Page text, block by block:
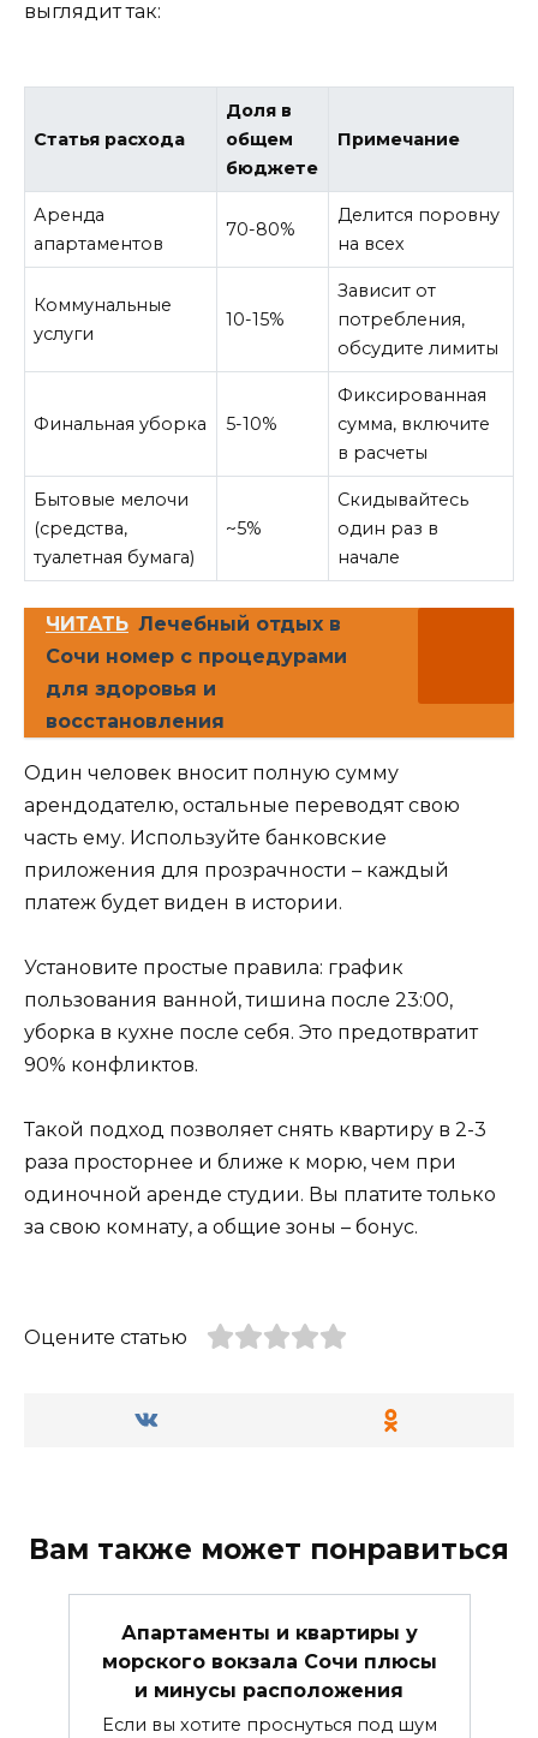
выглядит так:
Статья расхода
Доля в
общем
бюджете
Примечание
Аренда
апартаментов
70-80%
Делится поровну
на всех
Коммунальные
услуги
10-15%
Зависит от
потребления,
обсудите лимиты
Финальная уборка 5-10%
Фиксированная
сумма, включите
в расчеты
Бытовые мелочи
(средства,
туалетная бумага)
~5%
Скидывайтесь
один раз в
начале
ЧИТАТЬ Лечебный отдых в
Сочи номер с процедурами
для здоровья и
восстановления
Один человек вносит полную сумму
арендодателю, остальные переводят свою
часть ему. Используйте банковские
приложения для прозрачности – каждый
платеж будет виден в истории.
Установите простые правила: график
пользования ванной, тишина после 23:00,
уборка в кухне после себя. Это предотвратит
90% конфликтов.
Такой подход позволяет снять квартиру в 2-3
раза просторнее и ближе к морю, чем при
одиночной аренде студии. Вы платите только
за свою комнату, а общие зоны – бонус.
Оцените статью
Вам также может понравиться
Апартаменты и квартиры у
морского вокзала Сочи плюсы
и минусы расположения
Если вы хотите проснуться под шум